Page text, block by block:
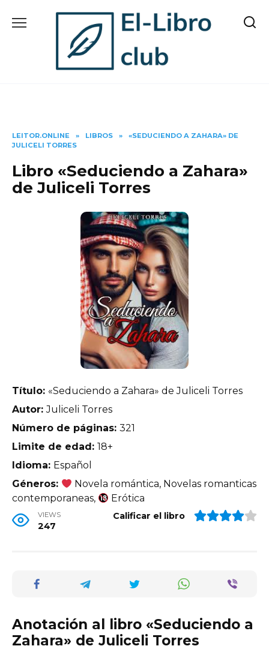
LEITOR.ONLINE » LIBROS »
«SEDUCIENDO A ZAHARA» DE
JULICELI TORRES
Libro «Seduciendo a Zahara»
de Juliceli Torres
Título: «Seduciendo a Zahara» de Juliceli Torres
Autor:Juliceli Torres
Número de páginas: 321
Limite de edad: 18+
Idioma: Español
Géneros:
Novela romántica, Novelas romanticas
contemporaneas,
Erótica
VIEWS
247
Calificar el libro
Anotación al libro «Seduciendo a
Zahara» de Juliceli Torres